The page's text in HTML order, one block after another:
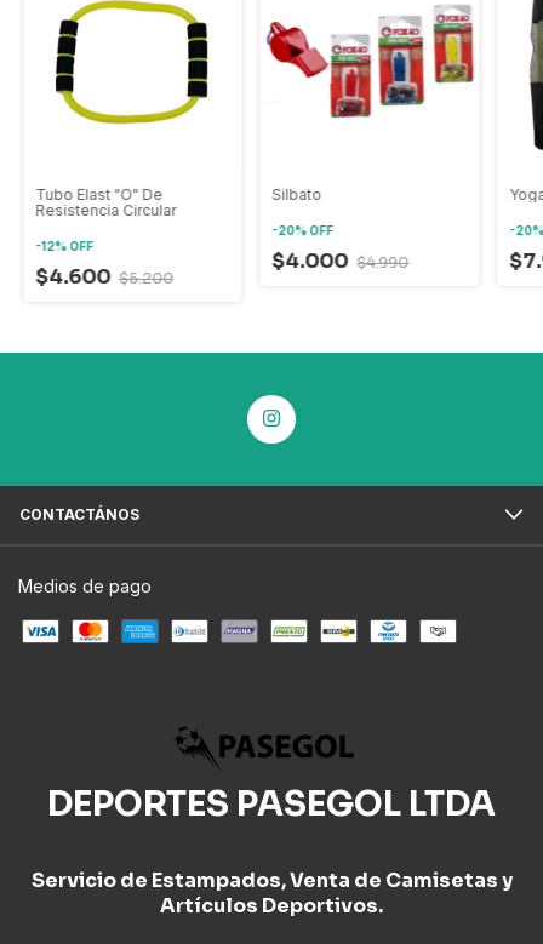
Tubo Elast "O" De
Resistencia Circular
-12%OFF
$4.600 $5.200
Silbato
-20%OFF
$4.000 $4.990
-20
CONTACTÁNOS
Medios de pago
DEPORTES PASEGOL LTDA
Servicio de Estampados, Venta de Camisetas y
Artículos Deportivos.